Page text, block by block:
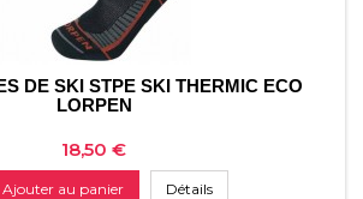
DE SKI STPE SKI THERMIC ECO
LORPEN
Prix
18,50 €
Ajouter au panier Détails